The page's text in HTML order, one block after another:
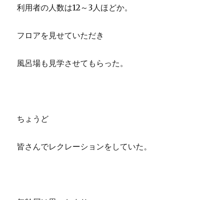
利用者の人数は12～3人ほどか。
フロアを見せていただき
風呂場も見学させてもらった。
ちょうど
皆さんでレクレーションをしていた。